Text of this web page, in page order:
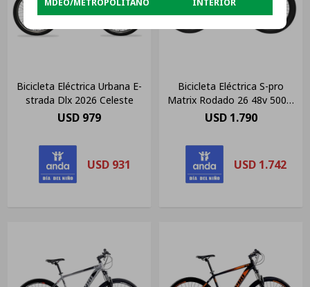
Bicicleta Eléctrica Urbana E-
strada Dlx 2026 Celeste
USD 979
USD 931
Bicicleta Eléctrica S-pro
Matrix Rodado 26 48v 500w
Azul
USD 1.790
USD 1.742
MDEO/METROPOLITANO INTERIOR